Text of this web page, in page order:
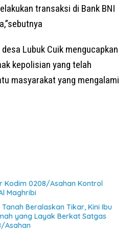
transaksi di Bank BNI
Lubuk Cuik mengucapkan
kepolisian yang telah
masyarakat yang mengalami
Kodim 0208/Asahan Kontrol
Maghribi
Beralaskan Tikar, Kini Ibu
yang Layak Berkat Satgas
Asahan